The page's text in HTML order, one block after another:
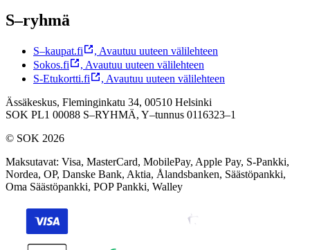
S–ryhmä
S–kaupat.fi , Avautuu uuteen välilehteen
Sokos.fi
, Avautuu uuteen välilehteen
S-Etukortti.fi
, Avautuu uuteen välilehteen
Ässäkeskus, Fleminginkatu 34, 00510 Helsinki
SOK PL1 00088 S–RYHMÄ, Y–tunnus 0116323–1
© SOK 2026
Maksutavat: Visa, MasterCard, MobilePay, Apple Pay, S-Pankki,
Nordea, OP, Danske Bank, Aktia, Ålandsbanken, Säästöpankki,
Oma Säästöpankki, POP Pankki, Walley